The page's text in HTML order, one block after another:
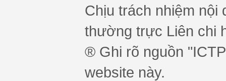
Chịu trách nhiệm nội
thường trực Liên chi
® Ghi rõ nguồn
website này.